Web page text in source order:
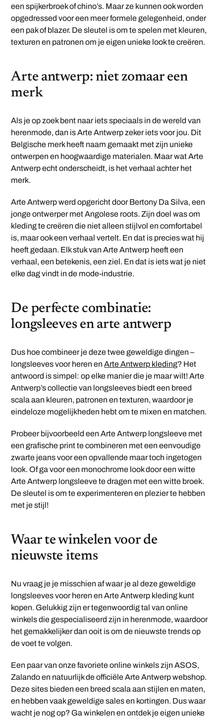
een spijkerbroek of chino’s. Maar ze kunnen ook worden
opgedressed voor een meer formele gelegenheid, onder
een pak of blazer. De sleutel is om te spelen met kleuren,
texturen en patronen om je eigen unieke look te creëren.
Arte antwerp: niet zomaar een
merk
Als je op zoek bent naar iets speciaals in de wereld van
herenmode, dan is Arte Antwerp zeker iets voor jou. Dit
Belgische merk heeft naam gemaakt met zijn unieke
ontwerpen en hoogwaardige materialen. Maar wat Arte
Antwerp echt onderscheidt, is het verhaal achter het
merk.
Arte Antwerp werd opgericht door Bertony Da Silva, een
jonge ontwerper met Angolese roots. Zijn doel was om
kleding te creëren die niet alleen stijlvol en comfortabel
is, maar ook een verhaal vertelt. En dat is precies wat hij
heeft gedaan. Elk stuk van Arte Antwerp heeft een
verhaal, een betekenis, een ziel. En dat is iets wat je niet
elke dag vindt in de mode-industrie.
De perfecte combinatie:
longsleeves en arte antwerp
Dus hoe combineer je deze twee geweldige dingen –
longsleeves voor heren enArte Antwerp kleding? Het
antwoord is simpel: op elke manier die je maar wilt! Arte
Antwerp’s collectie van longsleeves biedt een breed
scala aan kleuren, patronen en texturen, waardoor je
eindeloze mogelijkheden hebt om te mixen en matchen.
Probeer bijvoorbeeld een Arte Antwerp longsleeve met
een grafische print te combineren met een eenvoudige
zwarte jeans voor een opvallende maar toch ingetogen
look. Of ga voor een monochrome look door een witte
Arte Antwerp longsleeve te dragen met een witte broek.
De sleutel is om te experimenteren en plezier te hebben
met je stijl!
Waar te winkelen voor de
nieuwste items
Nu vraag je je misschien af waar je al deze geweldige
longsleeves voor heren en Arte Antwerp kleding kunt
kopen. Gelukkig zijn er tegenwoordig tal van online
winkels die gespecialiseerd zijn in herenmode, waardoor
het gemakkelijker dan ooit is om de nieuwste trends op
de voet te volgen.
Een paar van onze favoriete online winkels zijn ASOS,
Zalando en natuurlijk de officiële Arte Antwerp webshop.
Deze sites bieden een breed scala aan stijlen en maten,
en hebben vaak geweldige sales en kortingen. Dus waar
wacht je nog op? Ga winkelen en ontdek je eigen unieke